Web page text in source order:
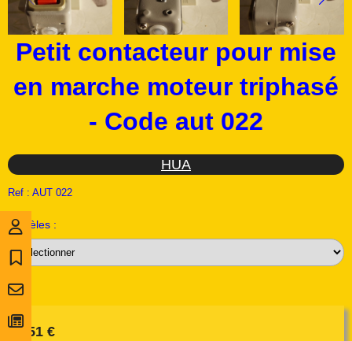
Petit contacteur pour mise
en marche moteur triphasé
- Code aut 022
HUA
Ref : AUT 022
Modèles :
8,51 €